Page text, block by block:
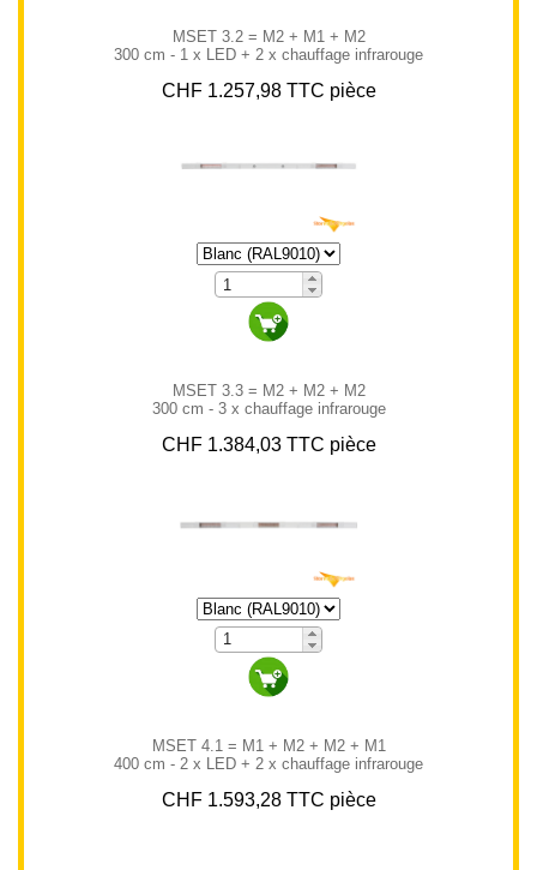
MSET 3.2 = M2 + M1 + M2
300 cm - 1 x LED + 2 x chauffage infrarouge
CHF 1.257,98 TTC pièce
MSET 3.3 = M2 + M2 + M2
300 cm - 3 x chauffage infrarouge
CHF 1.384,03 TTC pièce
MSET 4.1 = M1 + M2 + M2 + M1
400 cm - 2 x LED + 2 x chauffage infrarouge
CHF 1.593,28 TTC pièce